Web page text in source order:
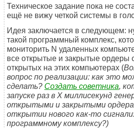
Техническое задание пока не
ещё не вижу четкой системы в
Идея заключается в следующем:
такой программный комплекс,
мониторить N удаленных
все открытые и закрытые ордеры
открытых на этих компьютерах (
вопрос по реализации: как это
сделать? Создать советника,
запуске раз в X миллисекунд
открытыми и закрытыми
открытии нового как-то
программному комплексу?)